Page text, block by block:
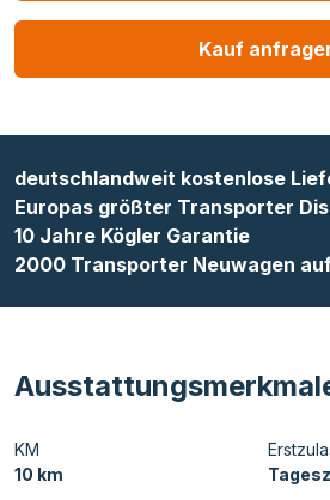
Kauf
deutschlandweit kostenlose
Europas größter Transporter
10 Jahre Kögler Garantie
2000 Transporter Neuwagen
KM
10 km